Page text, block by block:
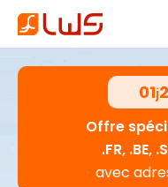
01j
Offre
.FR, .BE,
avec